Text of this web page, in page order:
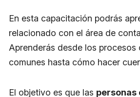
En esta capacitación podrás
relacionado con el área de
Aprenderás desde los procesos
comunes hasta cómo hacer
El objetivo es que las personas